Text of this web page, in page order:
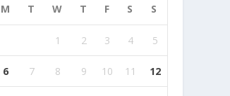
M T W T F S S
1 2 3 4 5
6 7 8 9 10 11 12